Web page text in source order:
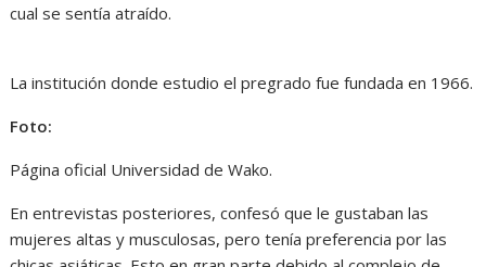
cual se sentía atraído.
La institución donde estudio el pregrado fue fundada en 1966.
Foto:
Página oficial Universidad de Wako.
En entrevistas posteriores, confesó que le gustaban las
mujeres altas y musculosas, pero tenía preferencia por las